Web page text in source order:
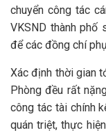
chuyển công tác
VKSND thành
để các đồng chí
Xác định thời gian
Phòng đều rất
công tác tài chính
quán triệt, thực